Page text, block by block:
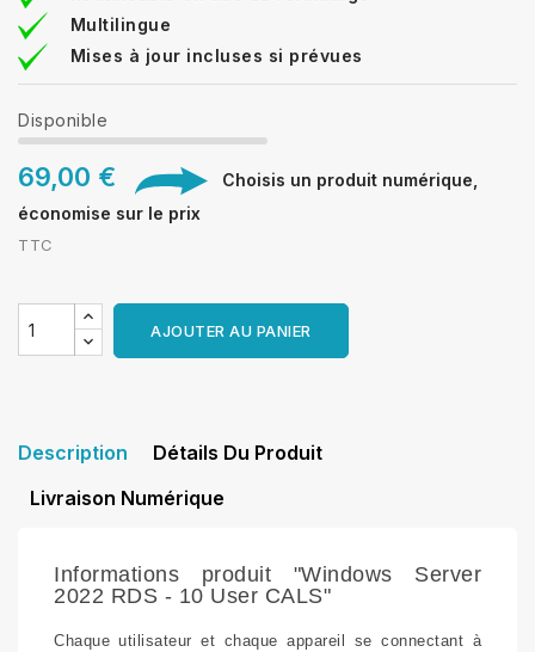
Multilingue
Mises à jour incluses si prévues
Disponible
69,00 €
Choisis un produit numérique,
économise sur le prix
TTC
AJOUTER AU PANIER
Description
Détails Du Produit
Livraison Numérique
Informations produit "Windows Server
2022 RDS - 10 User CALS"
Chaque utilisateur et chaque appareil se connectant à